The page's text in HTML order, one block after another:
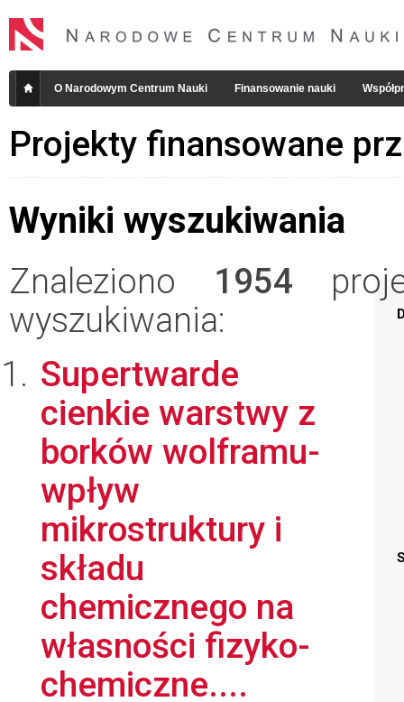
O Narodowym Centrum Nauki Finansowanie nauki
Projekty finansowane
Wyniki wyszukiwania
Znaleziono 1954
wyszukiwania:
Supertwarde
cienkie warstwy z
borków wolframu-
wpływ
mikrostruktury i
składu
chemicznego na
własności fizyko-
chemiczne....